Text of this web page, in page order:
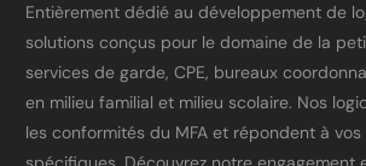
Entièrement dédié au développement de
solutions conçus pour le domaine de la
services de garde, CPE, bureaux
en milieu familial et milieu scolaire. Nos
les conformités du MFA et répondent à vos